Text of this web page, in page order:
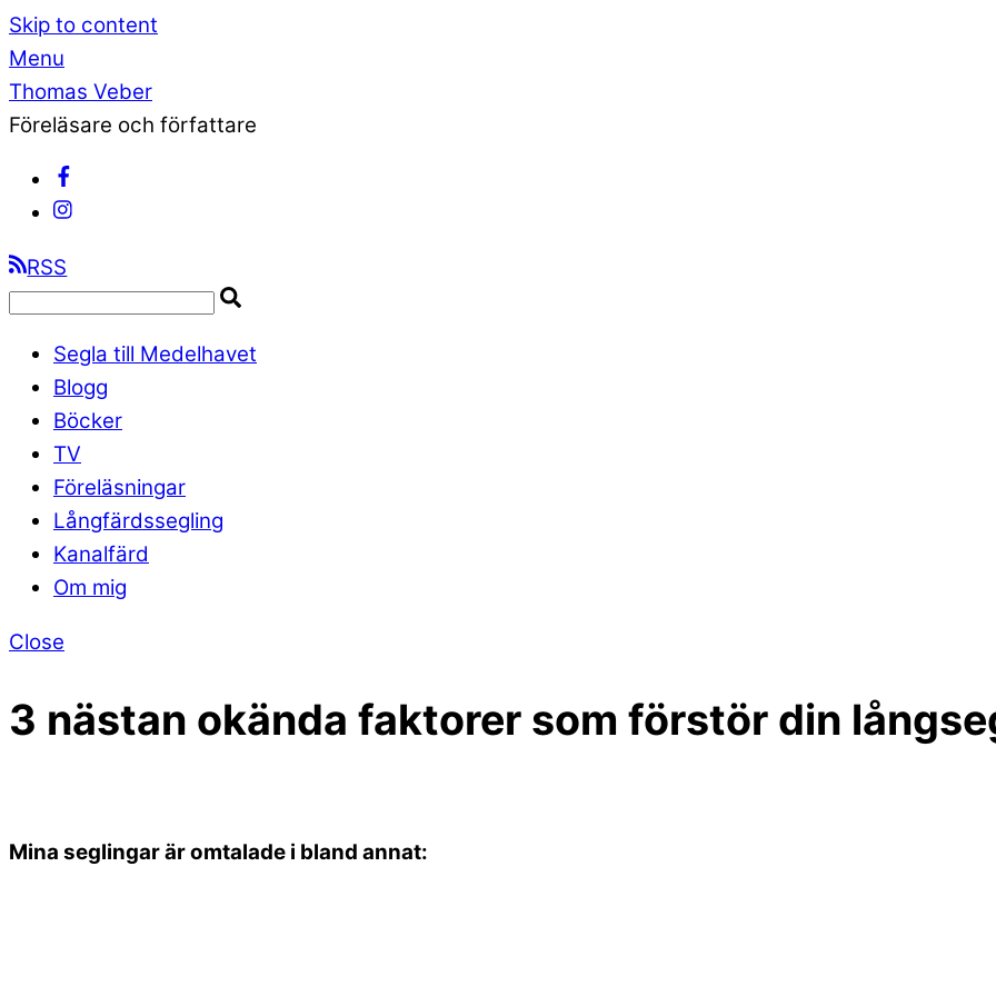
Skip to content
Menu
Thomas Veber
Föreläsare och författare
RSS
Segla till Medelhavet
Blogg
Böcker
TV
Föreläsningar
Långfärdssegling
Kanalfärd
Om mig
Close
3 nästan okända faktorer som förstör din
Mina seglingar är omtalade i bland annat: